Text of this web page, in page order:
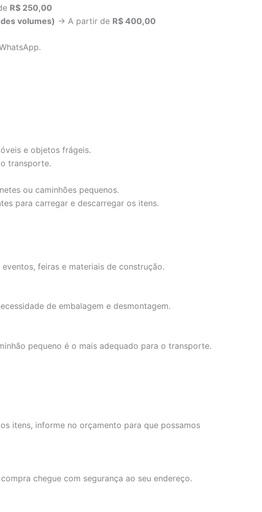
R$ 250,00
volumes) → A partir de R$ 400,00
e objetos frágeis.
transporte.
ou caminhões pequenos.
para carregar e descarregar os itens.
feiras e materiais de construção.
de embalagem e desmontagem.
pequeno é o mais adequado para o transporte.
itens, informe no orçamento para que possamos
chegue com segurança ao seu endereço.